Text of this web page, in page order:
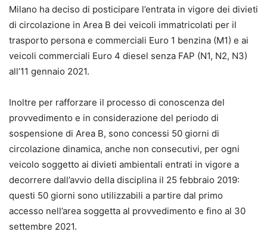
Milano ha deciso di posticipare l’entrata in vigore dei divieti
di circolazione in Area B dei veicoli immatricolati per il
trasporto persona e commerciali Euro 1 benzina (M1) e ai
veicoli commerciali Euro 4 diesel senza FAP (N1, N2, N3)
all’11 gennaio 2021.
Inoltre per rafforzare il processo di conoscenza del
provvedimento e in considerazione del periodo di
sospensione di Area B, sono concessi 50 giorni di
circolazione dinamica, anche non consecutivi, per ogni
veicolo soggetto ai divieti ambientali entrati in vigore a
decorrere dall’avvio della disciplina il 25 febbraio 2019:
questi 50 giorni sono utilizzabili a partire dal primo
accesso nell’area soggetta al provvedimento e fino al 30
settembre 2021.